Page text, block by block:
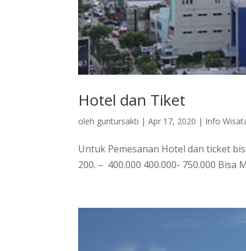
Hotel dan Tiket
oleh guntursakti |Apr 17, 2020 | Info
Untuk Pemesanan Hotel dan ticket
200. – 400.000 400.000- 750.000